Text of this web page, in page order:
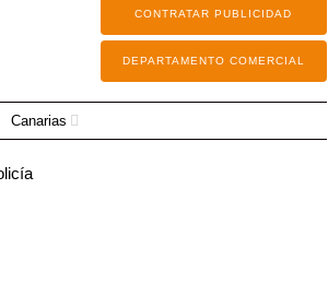
CONTRATAR PUBLICIDAD
DEPARTAMENTO COMERCIAL
Canarias